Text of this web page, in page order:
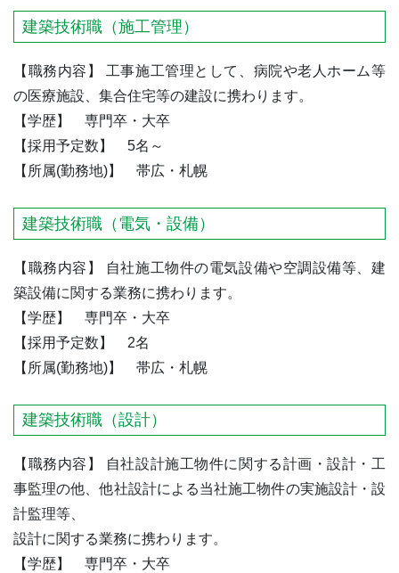
建築技術職（施工管理）
【職務内容】 工事施工管理として、病院や老人ホーム等
の医療施設、集合住宅等の建設に携わります。
【学歴】 専門卒・大卒
【採用予定数】 5名～
【所属(勤務地)】 帯広・札幌
建築技術職（電気・設備）
【職務内容】 自社施工物件の電気設備や空調設備等、建
築設備に関する業務に携わります。
【学歴】 専門卒・大卒
【採用予定数】 2名
【所属(勤務地)】 帯広・札幌
建築技術職（設計）
【職務内容】 自社設計施工物件に関する計画・設計・工
事監理の他、他社設計による当社施工物件の実施設計・設
計監理等、
設計に関する業務に携わります。
【学歴】 専門卒・大卒